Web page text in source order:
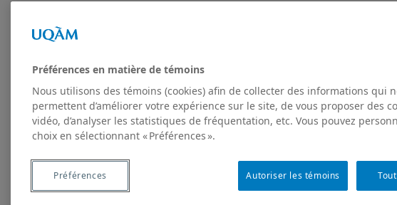
Préférences en matière de témoins
Nous utilisons des témoins (cookies) afin de collecter des informations qui
permettent d’améliorer votre expérience sur le site, de vous proposer des
vidéo, d’analyser les statistiques de fréquentation, etc. Vous pouvez
choix en sélectionnant « Préférences ».
Autoriser les témoins
Préférences